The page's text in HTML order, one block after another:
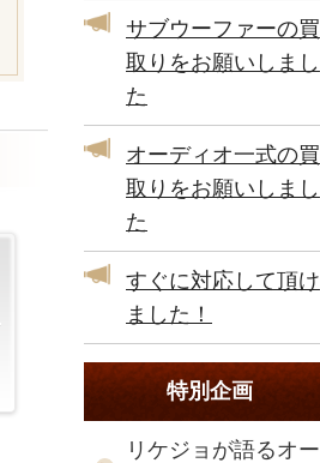
サブウーファーの買
取りをお願いしまし
た
オーディオ一式の買
取りをお願いしまし
た
すぐに対応して頂け
ました！
特別企画
リケジョが語るオー